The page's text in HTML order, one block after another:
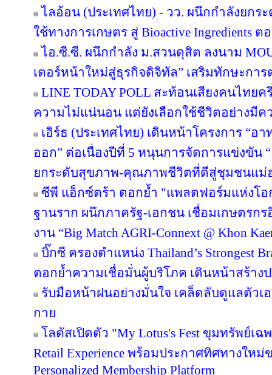
ไลอ้อน (ประเทศไทย) - วว. ผนึกกำลังยกร
ใช้ทางการเกษตร สู่ Bioactive Ingredients
ไอ.ซี.ซี. ผนึกกำลัง ม.สวนดุสิต ลงนาม
เตอร์หน้าใหม่สู่ธุรกิจดิจิทัล” เสริมทักษะกา
LINE TODAY POLL สะท้อนเสียงคนไทย
ความไม่แน่นอน แต่ยังเลือกใช้ชีวิตอย่างมีค
เอิร์ธ (ประเทศไทย) เดินหน้าโครงการ “อ
ออก” ต่อเนื่องปีที่ 5 หนุนการจัดการแข่งขัน
ยกระดับสุขภาพ-คุณภาพชีวิตที่ดีสู่ชุมชนแม่
ซีพี แอ็กซ์ตร้า ตอกย้ำ "แพลตฟอร์มแห่งโอ
ฐานราก ผนึกภาครัฐ-เอกชน เชื่อมเกษตรก
งาน “Big Match AGRI-Connext @ Khon
บิ๊กซี ครองตำแหน่ง Thailand’s Strongest
ตอกย้ำความเชื่อมั่นผู้บริโภค เดินหน้าสร้า
รับมือหน้าฝนอย่างมั่นใจ เคล็ดลับดูแลตัวเ
กาย
โลตัสเปิดตัว "My Lotus's Fest ขุมทรัพย์เ
Retail Experience พร้อมประกาศทิศทางใหม่
Personalized Membership Platform